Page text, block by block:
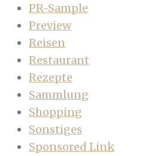
PR-Sample
Preview
Reisen
Restaurant
Rezepte
Sammlung
Shopping
Sonstiges
Sponsored Link